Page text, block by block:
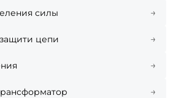
силы →
цепи →
→
→